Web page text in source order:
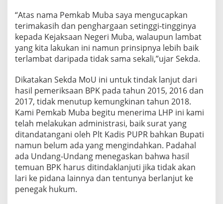
“Atas nama Pemkab Muba saya mengucapkan
terimakasih dan penghargaan setinggi-tingginya
kepada Kejaksaan Negeri Muba, walaupun lambat
yang kita lakukan ini namun prinsipnya lebih baik
terlambat daripada tidak sama sekali,”ujar Sekda.
Dikatakan Sekda MoU ini untuk tindak lanjut dari
hasil pemeriksaan BPK pada tahun 2015, 2016 dan
2017, tidak menutup kemungkinan tahun 2018.
Kami Pemkab Muba begitu menerima LHP ini kami
telah melakukan administrasi, baik surat yang
ditandatangani oleh Plt Kadis PUPR bahkan Bupati
namun belum ada yang mengindahkan. Padahal
ada Undang-Undang menegaskan bahwa hasil
temuan BPK harus ditindaklanjuti jika tidak akan
lari ke pidana lainnya dan tentunya berlanjut ke
penegak hukum.